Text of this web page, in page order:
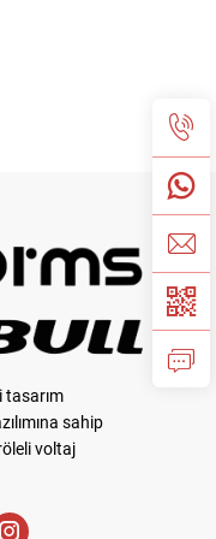
tasarım
sahip
voltaj